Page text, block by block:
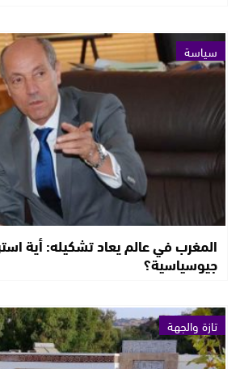
سياسة
المغرب في عالم يعاد تشكيله: أية
جيوسياسية؟
تازة والجهة